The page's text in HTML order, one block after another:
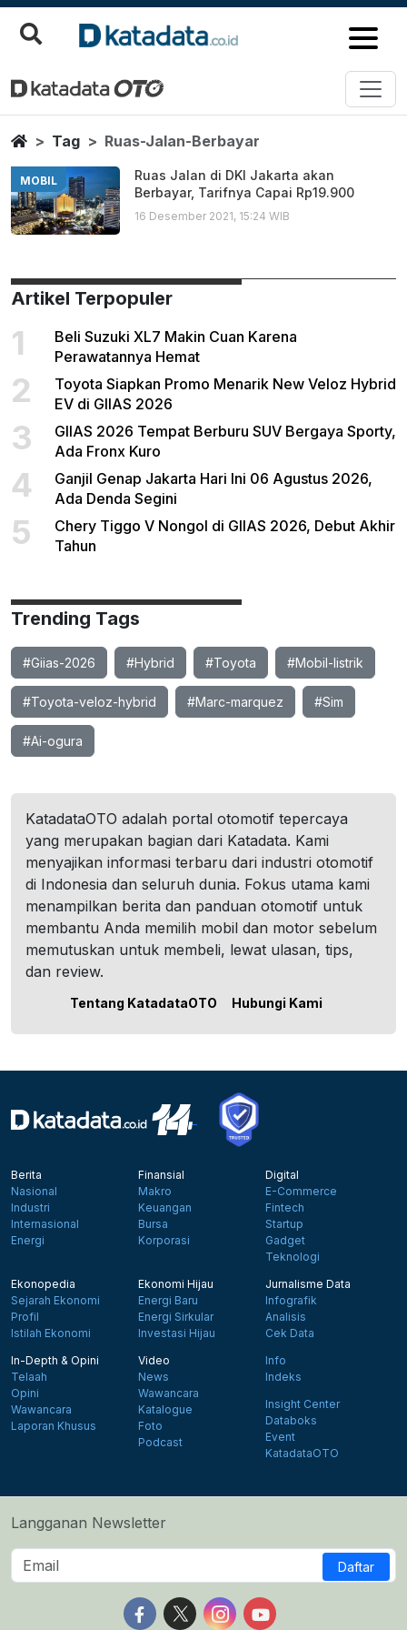
Ruas Jalan Berbayar
Berita Terbaru
HomeTag Ruas-Jalan-Berbayar
MOBIL
Ruas Jalan di DKI Jakarta akan
Berbayar, Tarifnya Capai Rp19.900
16 Desember 2021, 15:24 WIB
Artikel Terpopuler
1
Beli Suzuki XL7 Makin Cuan Karena
Perawatannya Hemat
2
Toyota Siapkan Promo Menarik New Veloz Hybrid
EV di GIIAS 2026
3
GIIAS 2026 Tempat Berburu SUV Bergaya Sporty,
Ada Fronx Kuro
4
Ganjil Genap Jakarta Hari Ini 06 Agustus 2026,
Ada Denda Segini
5
Chery Tiggo V Nongol di GIIAS 2026, Debut Akhir
Tahun
Trending Tags
#Giias-2026 #Hybrid #Toyota #Mobil-listrik
#Toyota-veloz-hybrid #Marc-marquez #Sim
#Ai-ogura
KatadataOTO adalah portal otomotif tepercaya
yang merupakan bagian dari Katadata. Kami
menyajikan informasi terbaru dari industri otomotif
di Indonesia dan seluruh dunia. Fokus utama kami
menampilkan berita dan panduan otomotif untuk
membantu Anda memilih mobil dan motor sebelum
memutuskan untuk membeli, lewat ulasan, tips,
dan review.
Tentang KatadataOTO Hubungi Kami
Berita
Nasional
Industri
Internasional
Energi
Finansial
Makro
Keuangan
Bursa
Korporasi
Digital
E-Commerce
Fintech
Startup
Gadget
Teknologi
Ekonopedia
Sejarah Ekonomi
Profil
Istilah Ekonomi
Ekonomi Hijau
Energi Baru
Energi Sirkular
Investasi Hijau
Jurnalisme Data
Infografik
Analisis
Cek Data
In-Depth & Opini
Telaah
Opini
Wawancara
Laporan Khusus
Video
News
Wawancara
Katalogue
Foto
Podcast
Info
Indeks
Insight Center
Databoks
Event
KatadataOTO
Langganan Newsletter
Daftar
Follow us on Facebook
Follow us on X
Follow us on Instagram
Follow us on